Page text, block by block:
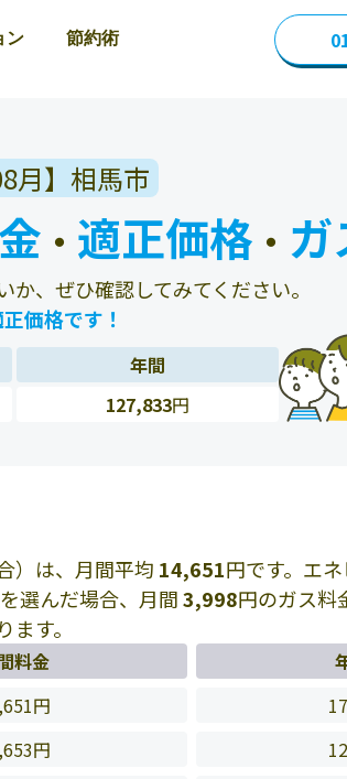
ン 節約術
月】相馬市
・ 適正価格 ・
、ぜひ確認してみてください。
価格です！
年間
127,833円
）は、月間平均 14,651円です。エ
選んだ場合、月間3,998円のガス料
ます。
料金
円
円